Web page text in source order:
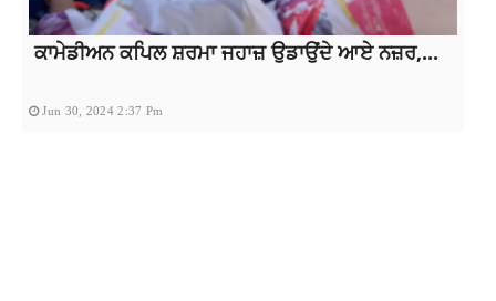
ਕਾਮੇਡੀਅਨ ਕਪਿਲ ਸ਼ਰਮਾ ਜਹਾਜ਼ ਉਡਾਉਂਦੇ ਆਏ ਨਜ਼ਰ,...
Jun 30, 2024 2:37 Pm